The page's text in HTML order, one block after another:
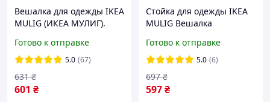
Вешалка для одежды IKEA
MULIG (ИКЕА МУЛИГ).
Готово к отправке
5.0 (67)
601 ₴
631 ₴
Стойка для одежды IKEA
MULIG Вешалка
Готово к отправке
5.0 (6)
597₴
697 ₴